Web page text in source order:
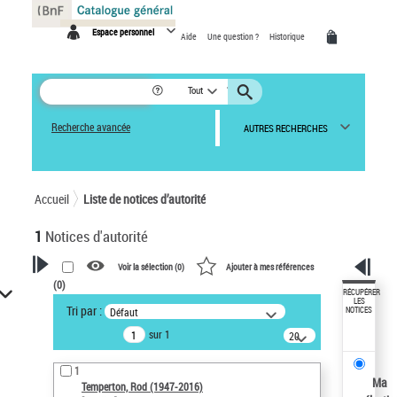
Espace personnel Aide Une question ? Historique
Tout
Recherche avancée AUTRES RECHERCHES
Accueil Liste de notices d’autorité
1 Notices d'autorité
VOTRE RECHERCHE
Recherche avancée dans les
notices d’autorité
Œuvres liées à l'auteur :
Temperton, Rod (1947-2016)
Voir la sélection (0) Ajouter à mes références
(0)
Tri par : Défaut
sur 1
20
résultats/page
1
Temperton, Rod (1947-2016)
RÉCUPÉRER
LES
NOTICES
Ma
Panneau de gestion des cookies